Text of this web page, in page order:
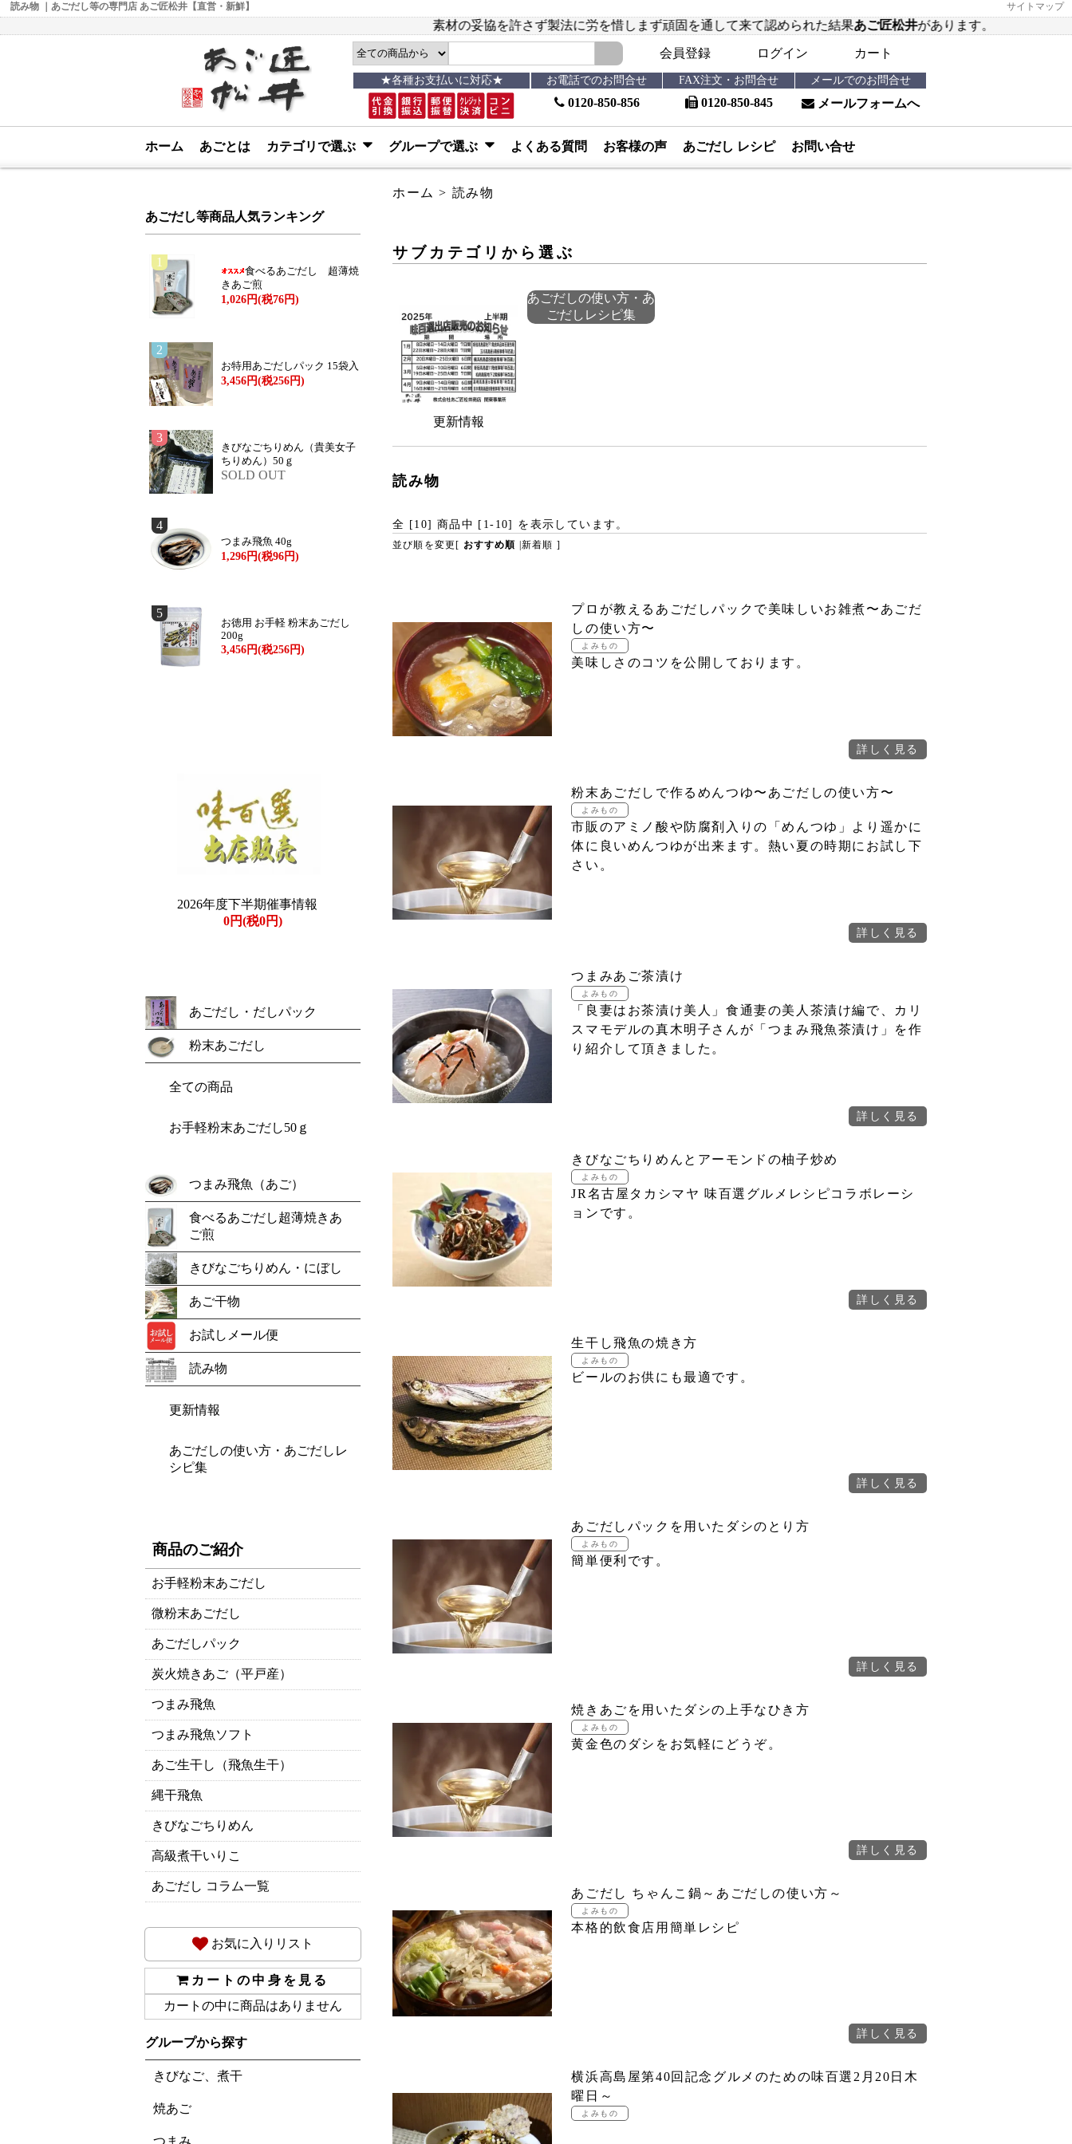
読み物 ｜あごだし等の専門店 あご匠松井【直営・新鮮】
素材の妥協を許さず製法に労を惜しまず頑固を通して来て認められた結果あご匠松井があります。
サイトマップ
会員登録 ログイン カート
メールでのお問合せ
メールフォームへ
FAX注文・お問合せ
0120-850-845
お電話でのお問合せ
0120-850-856
★各種お支払いに対応★
ホーム あごとは カテゴリで選ぶ グループで選ぶ よくある質問 お客様の声 あごだし レシピ お問い合せ
ホーム > 読み物
サブカテゴリから選ぶ
更新情報
あごだしの使い方・あ
ごだしレシピ集
読み物
全 [ 10] 商品中 [ 1- 10] を表示しています。
並び順を変更[ おすすめ順 |新着順 ]
プロが教えるあごだしパックで美味しいお雑煮〜あごだ
しの使い方〜
美味しさのコツを公開しております。
粉末あごだしで作るめんつゆ〜あごだしの使い方〜
市販のアミノ酸や防腐剤入りの「めんつゆ」より遥かに
体に良いめんつゆが出来ます。熱い夏の時期にお試し下
さい。
つまみあご茶漬け
「良妻はお茶漬け美人」食通妻の美人茶漬け編で、カリ
スマモデルの真木明子さんが「つまみ飛魚茶漬け」を作
り紹介して頂きました。
きびなごちりめんとアーモンドの柚子炒め
JR名古屋タカシマヤ 味百選グルメレシピコラボレーシ
ョンです。
生干し飛魚の焼き方
ビールのお供にも最適です。
あごだしパックを用いたダシのとり方
簡単便利です。
焼きあごを用いたダシの上手なひき方
黄金色のダシをお気軽にどうぞ。
あごだし ちゃんこ鍋～あごだしの使い方～
本格的飲食店用簡単レシピ
横浜高島屋第40回記念グルメのための味百選2月20日木
曜日～
あごだし等商品人気ランキング
1
食べるあごだし 超薄焼
きあご煎
1,026円(税76円)
2
お特用あごだしパック 15袋入
3,456円(税256円)
3
きびなごちりめん（貴美女子
ちりめん）50ｇ
SOLD OUT
4
つまみ飛魚 40g
1,296円(税96円)
5
お徳用 お手軽 粉末あごだし
200g
3,456円(税256円)
2026年度下半期催事情報
0円(税0円)
あごだし・だしパック
粉末あごだし
全ての商品
お手軽粉末あごだし50ｇ
つまみ飛魚（あご）
食べるあごだし超薄焼きあ
ご煎
きびなごちりめん・にぼし
あご干物
お試しメール便
読み物
更新情報
あごだしの使い方・あごだしレ
シピ集
商品のご紹介
お手軽粉末あごだし
微粉末あごだし
あごだしパック
炭火焼きあご（平戸産）
つまみ飛魚
つまみ飛魚ソフト
あご生干し（飛魚生干）
縄干飛魚
きびなごちりめん
高級煮干いりこ
あごだし コラム一覧
お気に入りリスト
カートの中身を見る
カートの中に商品はありません
グループから探す
きびなご、煮干
焼あご
つまみ